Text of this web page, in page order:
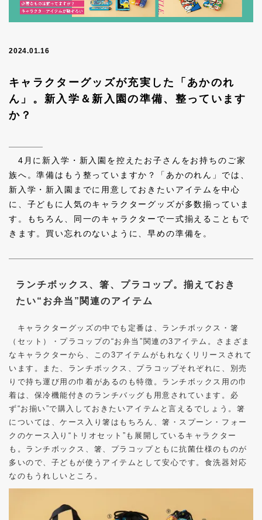
2024.01.16
キャラクターグッズが充実した「あかのれ
ん」。新入学＆新入園の準備、整っています
か？
4月に新入学・新入園を控えたお子さんをお持ちのご家
族へ。準備はもう整っていますか？「あかのれん」では、
新入学・新入園までに用意しておきたいアイテムを中心
に、子どもに人気のキャラクターグッズが多数揃っていま
す。もちろん、同一のキャラクターで一式揃えることもで
きます。買い忘れのないように、早めの準備を。
ランチボックス、箸、プラコップ。揃えておき
たい“お弁当”関連のアイテム
キャラクターグッズの中でも定番は、ランチボックス・箸
（セット）・プラコップの“お弁当”関連の3 アイテム。さまざま
なキャラクターから、この3アイテムがもれなくリリースされて
います。また、ランチボックス、プラコップそれぞれに、別売
りで持ち運び用の巾着があるのも特徴。ランチボックス用の巾
着は、保冷機能付きのランチバッグも用意されています。必
ず“お揃い”で購入しておきたいアイテムと言えるでしょう。箸
については、ケース入り箸はもちろん、箸・スプーン・フォー
クのケース入り“トリオセット”も展開しているキャラクター
も。ランチボックス、箸、プラコップともに抗菌仕様のものが
多いので、子どもが使うアイテムとして安心です。食洗器対応
なのもうれしいところ。